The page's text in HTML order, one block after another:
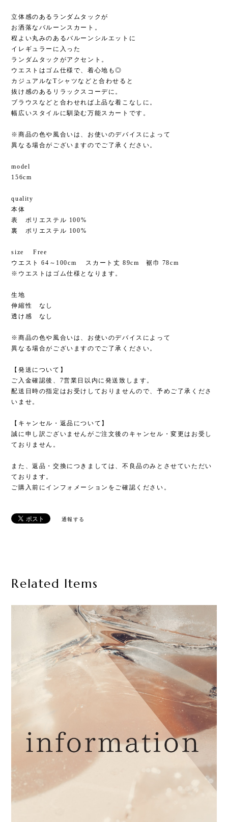
立体感のあるランダムタックが
お洒落なバルーンスカート。
程よい丸みのあるバルーンシルエットに
イレギュラーに入った
ランダムタックがアクセント。
ウエストはゴム仕様で、着心地も◎
カジュアルなTシャツなどと合わせると
抜け感のあるリラックスコーデに。
ブラウスなどと合わせれば上品な着こなしに。
幅広いスタイルに馴染む万能スカートです。
※商品の色や風合いは、お使いのデバイスによって
異なる場合がございますのでご了承ください。
model
156cm
quality
本体
表 ポリエステル 100%
裏 ポリエステル 100%
size Free
ウエスト 64～100cm スカート丈 89cm 裾巾 78cm
※ウエストはゴム仕様となります。
生地
伸縮性 なし
透け感 なし
※商品の色や風合いは、お使いのデバイスによって
異なる場合がございますのでご了承ください。
【発送について】
ご入金確認後、7営業日以内に発送致します。
配送日時の指定はお受けしておりませんので、予めご了承くださ
いませ。
【キャンセル・返品について】
誠に申し訳ございませんがご注文後のキャンセル・変更はお受し
ておりません。
また、返品・交換につきましては、不良品のみとさせていただい
ております。
ご購入前にインフォメーションをご確認ください。
通報する
Related Items